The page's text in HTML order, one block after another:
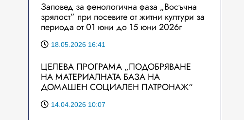
Заповед за фенологична фаза „Восъчна
зрялост” при посевите от житни култури за
периода от 01 юни до 15 юни 2026г
18.05.2026 16:41
ЦЕЛЕВА ПРОГРАМА „ПОДОБРЯВАНЕ
НА МАТЕРИАЛНАТА БАЗА НА
ДОМАШЕН СОЦИАЛЕН ПАТРОНАЖ“
14.04.2026 10:07